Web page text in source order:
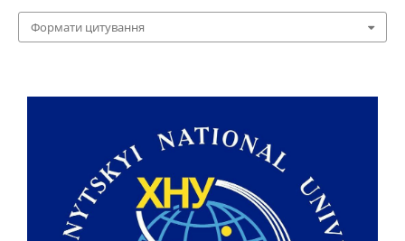
Формати цитування